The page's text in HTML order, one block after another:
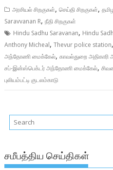
அரசியல் சிறகுகள்,செய்தி சிறகுகள்,
Saravvanan R,நீதி சிறகுகள்
Hindu Sadhu Saravanan, Hindu
Anthony Micheal,Thevur police station
அந்தோணி மைக்கேல்,காவல்துறை
சப்-இன்ஸ்பெக்டர் அந்தோணி மைக்கேல்,
புலியம்பட்டி குடலம்காடு
சமீபத்திய செய்திகள்